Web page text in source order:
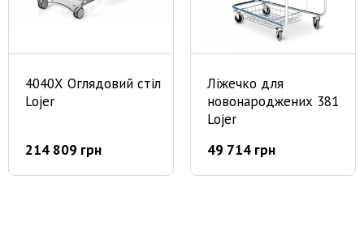
4040Х Оглядовий стіл
Lojer
214 809 грн
Ліжечко для
новонароджених 381
Lojer
49 714 грн